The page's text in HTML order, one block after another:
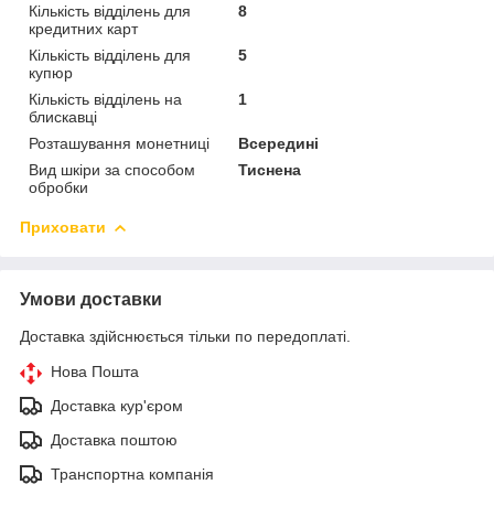
Кількість відділень для
кредитних карт
8
Кількість відділень для
купюр
5
Кількість відділень на
блискавці
1
Розташування монетниці
Всередині
Вид шкіри за способом
обробки
Тиснена
Приховати
Умови доставки
Доставка здійснюється тільки по передоплаті.
Нова Пошта
Доставка кур'єром
Доставка поштою
Транспортна компанія